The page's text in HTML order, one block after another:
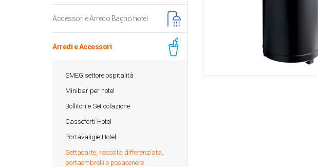
Accessori e Arredo Bagno hotel
Arredi e Accessori
SMEG settore ospitalità
Minibar per hotel
Bollitori e Set colazione
Casseforti Hotel
Portavaligie Hotel
Gettacarte, raccolta differenziata,
portaombrelli e posacenere